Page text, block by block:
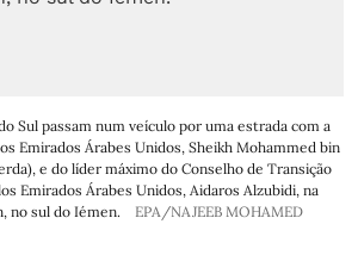
Sul passam num veículo por uma estrada com a
Emirados Árabes Unidos, Sheikh Mohammed bin
e do líder máximo do Conselho de Transição
Emirados Árabes Unidos, Aidaros Alzubidi, na
no sul do Iémen.
EPA/NAJEEB MOHAMED